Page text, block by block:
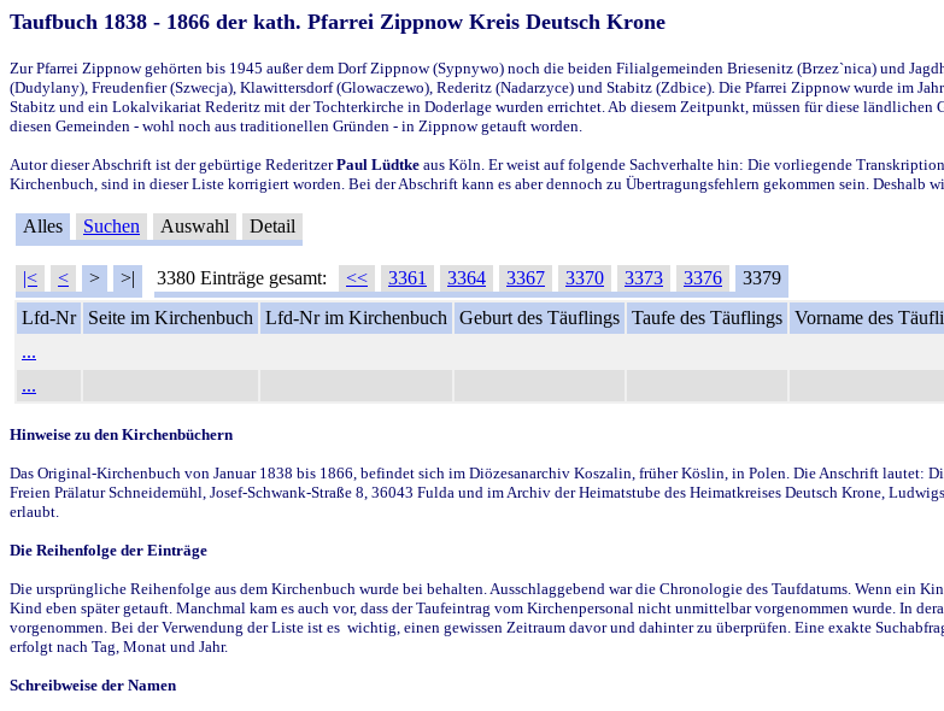
Taufbuch 1838 - 1866 der kath. Pfarrei Zippnow Kreis Deutsch Krone
Zur Pfarrei Zippnow gehörten bis 1945 außer dem Dorf Zippnow (Sypnywo) noch die beiden Filialgemeinden Briesenitz (Brzez`nica) und
(Dudylany), Freudenfier (Szwecja), Klawittersdorf (Glowaczewo), Rederitz (Nadarzyce) und Stabitz (Zdbice). Die Pfarrei Zippnow wurde im
Stabitz und ein Lokalvikariat Rederitz mit der Tochterkirche in Doderlage wurden errichtet. Ab diesem Zeitpunkt, müssen für diese ländlichen
diesen Gemeinden - wohl noch aus traditionellen Gründen - in Zippnow getauft worden.
Autor dieser Abschrift ist der gebürtige RederitzerPaul Lüdtke aus Köln. Er weist auf folgende Sachverhalte hin: Die vorliegende
Kirchenbuch, sind in dieser Liste korrigiert worden. Bei der Abschrift kann es aber dennoch zu Übertragungsfehlern gekommen sein. Deshalb
Alles Suchen Auswahl Detail
|< < > >| 3380 Einträge gesamt: << 3361 3364 3367 3370 3373 3376
3379
Lfd-Nr
Seite im Kirchenbuch Lfd-Nr im Kirchenbuch Geburt des Täuflings Taufe des Täuflings Vorname des
...
...
Hinweise zu den Kirchenbüchern
Das Original-Kirchenbuch von Januar 1838 bis 1866, befindet sich im Diözesanarchiv Koszalin, früher Köslin, in Polen. Die Anschrift lautet:
Freien Prälatur Schneidemühl, Josef-Schwank-Straße 8, 36043 Fulda und im Archiv der Heimatstube des Heimatkreises Deutsch Krone,
erlaubt.
Die Reihenfolge der Einträge
Die ursprüngliche Reihenfolge aus dem Kirchenbuch wurde bei behalten. Ausschlaggebend war die Chronologie des Taufdatums. Wenn ein
Kind eben später getauft. Manchmal kam es auch vor, dass der Taufeintrag vom Kirchenpersonal nicht unmittelbar vorgenommen wurde. In
vorgenommen. Bei der Verwendung der Liste ist es wichtig, einen gewissen Zeitraum davor und dahinter zu überprüfen. Eine exakte
erfolgt nach Tag, Monat und Jahr.
Schreibweise der Namen